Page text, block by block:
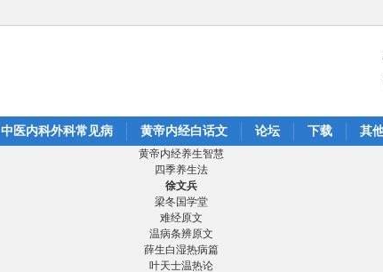
中医内科外科常见病 黄帝内经白话文 论坛 下载 其
黄帝内经养生智慧
四季养生法
徐文兵
梁冬国学堂
难经原文
温病条辨原文
薛生白湿热病篇
叶天士温热论